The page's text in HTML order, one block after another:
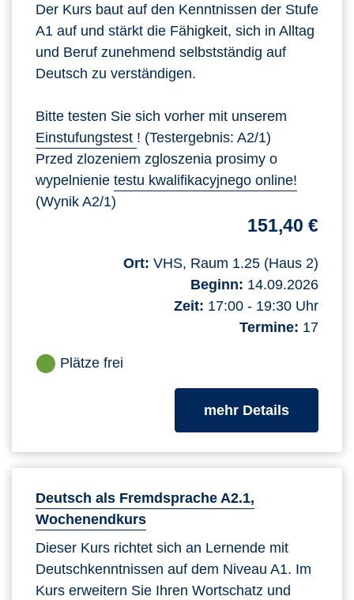
Der Kurs baut auf den Kenntnissen der Stufe
A1 auf und stärkt die Fähigkeit, sich in Alltag
und Beruf zunehmend selbstständig auf
Deutsch zu verständigen.
Bitte testen Sie sich vorher mit unserem
Einstufungstest ! (Testergebnis: A2/1)
Przed zlozeniem zgloszenia prosimy o
wypelnienie testu kwalifikacyjnego online!
(Wynik A2/1)
151,40 €
Ort: VHS, Raum 1.25 (Haus 2)
Beginn: 14.09.2026
Zeit: 17:00 - 19:30 Uhr
Termine: 17
Plätze frei
mehr Detailszum
Deutsch als Fremdsprache A2.1,
Wochenendkurs
Dieser Kurs richtet sich an Lernende mit
Deutschkenntnissen auf dem Niveau A1. Im
Kurs erweitern Sie Ihren Wortschatz und